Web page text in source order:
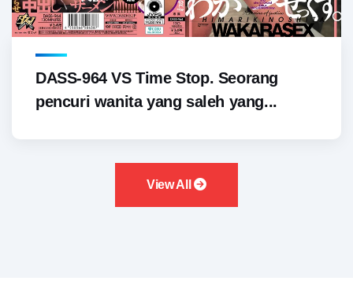
DASS-964 VS Time Stop. Seorang
pencuri wanita yang saleh yang...
View All